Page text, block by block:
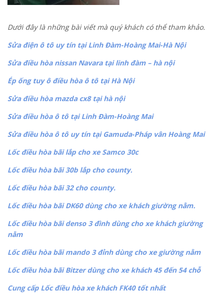
Dưới đây là những bài viết mà quý khách có thể tham khảo.
Sửa điện ô tô uy tín tại Linh Đàm-Hoàng Mai-Hà Nội
Sửa điều hòa nissan Navara tại linh đàm – hà nội
Ép ống tuy ô điều hòa ô tô tại Hà Nội
Sửa điều hòa mazda cx8 tại hà nội
Sửa điều hòa ô tô tại Linh Đàm-Hoàng Mai
Sửa điều hòa ô tô uy tín tại Gamuda-Pháp vân Hoàng Mai
Lốc điều hòa bãi lắp cho xe Samco 30c
Lốc điều hòa bãi 30b lắp cho county.
Lốc điều hòa bãi 32 cho county.
Lốc điều hòa bãi DK60 dùng cho xe khách giường nằm.
Lốc điều hòa bãi denso 3 đình dùng cho xe khách giường
nằm
Lốc điều hòa bãi mando 3 đỉnh dùng cho xe giường nằm
Lốc điều hòa bãi Bitzer dùng cho xe khách 45 đến 54 chỗ
Cung cấp Lốc điều hòa xe khách FK40 tốt nhất